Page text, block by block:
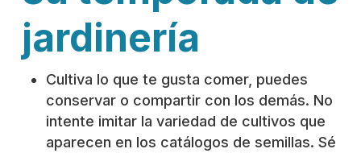
jardinería
Cultiva lo que te gusta comer, puedes
conservar o compartir con los demás. No
intente imitar la variedad de cultivos que
aparecen en los catálogos de semillas. Sé